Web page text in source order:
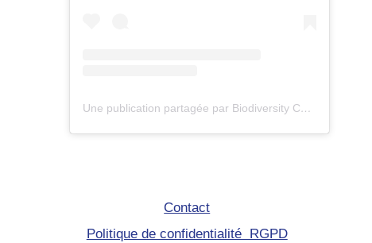
Une publication partagée par Biodiversity Care (@eco.volontaire)
Contact
Politique de confidentialité RGPD